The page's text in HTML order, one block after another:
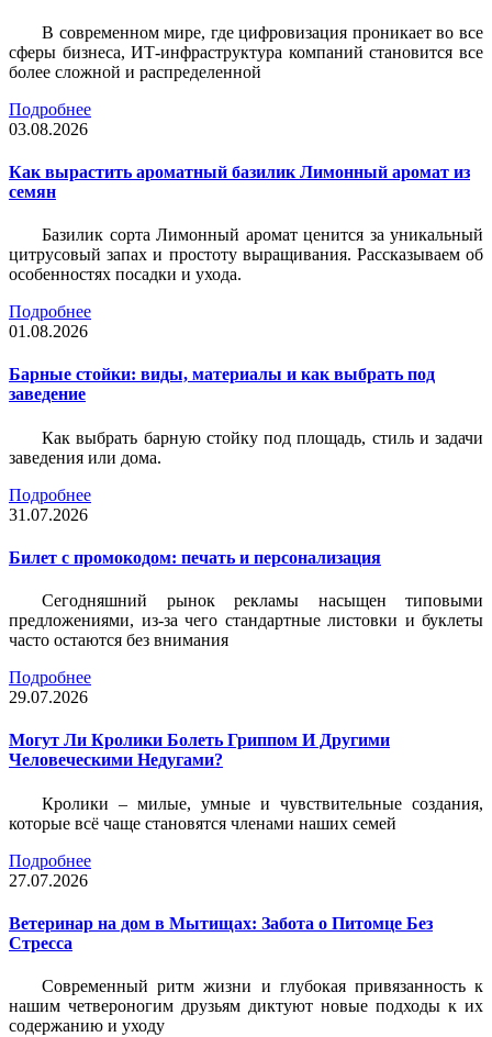
В современном мире, где цифровизация проникает во все
сферы бизнеса, ИТ-инфраструктура компаний становится все
более сложной и распределенной
Подробнее
03.08.2026
Как вырастить ароматный базилик Лимонный аромат из
семян
Базилик сорта Лимонный аромат ценится за уникальный
цитрусовый запах и простоту выращивания. Рассказываем об
особенностях посадки и ухода.
Подробнее
01.08.2026
Барные стойки: виды, материалы и как выбрать под
заведение
Как выбрать барную стойку под площадь, стиль и задачи
заведения или дома.
Подробнее
31.07.2026
Билет c промокодом: печать и персонализация
Сегодняшний рынок рекламы насыщен типовыми
предложениями, из-за чего стандартные листовки и буклеты
часто остаются без внимания
Подробнее
29.07.2026
Могут Ли Кролики Болеть Гриппом И Другими
Человеческими Недугами?
Кролики – милые, умные и чувствительные создания,
которые всё чаще становятся членами наших семей
Подробнее
27.07.2026
Ветеринар на дом в Мытищах: Забота о Питомце Без
Стресса
Современный ритм жизни и глубокая привязанность к
нашим четвероногим друзьям диктуют новые подходы к их
содержанию и уходу